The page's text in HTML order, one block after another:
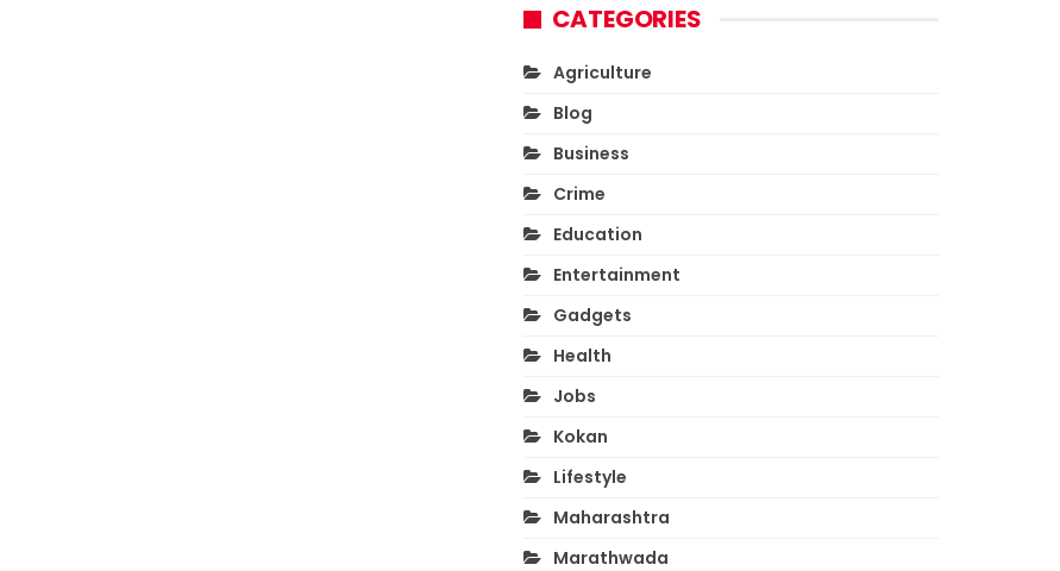
CATEGORIES
Agriculture
Blog
Business
Crime
Education
Entertainment
Gadgets
Health
Jobs
Kokan
Lifestyle
Maharashtra
Marathwada